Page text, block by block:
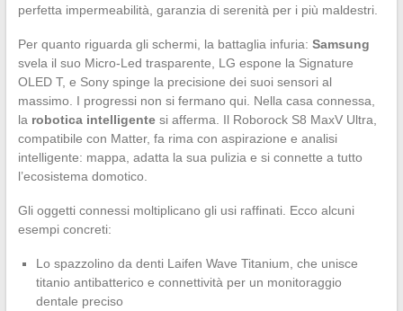
perfetta impermeabilità, garanzia di serenità per i più maldestri.
Per quanto riguarda gli schermi, la battaglia infuria: Samsung
svela il suo Micro-Led trasparente, LG espone la Signature
OLED T, e Sony spinge la precisione dei suoi sensori al
massimo. I progressi non si fermano qui. Nella casa connessa,
la robotica intelligentesi afferma. Il Roborock S8 MaxV Ultra,
compatibile con Matter, fa rima con aspirazione e analisi
intelligente: mappa, adatta la sua pulizia e si connette a tutto
l’ecosistema domotico.
Gli oggetti connessi moltiplicano gli usi raffinati. Ecco alcuni
esempi concreti:
Lo spazzolino da denti Laifen Wave Titanium, che unisce
titanio antibatterico e connettività per un monitoraggio
dentale preciso